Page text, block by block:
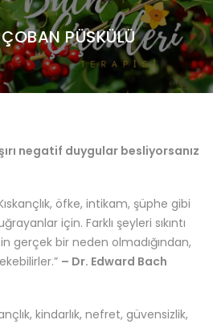
PÜSKÜLÜ
negatif duygular besliyorsanız
öfke, intikam, şüphe gibi
için. Farklı şeyleri sıkıntı
gerçek bir neden olmadığından,
– Dr. Edward Bach
kindarlık, nefret, güvensizlik,